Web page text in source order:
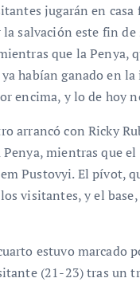
jugarán en
salvación este fin
que la Penya,
habían ganado en
encima, y lo de hoy
arrancó con Ricky
mientras que
Pustovyi. El pívot,
visitantes, y el
estuvo marcado
(21-23) tras un